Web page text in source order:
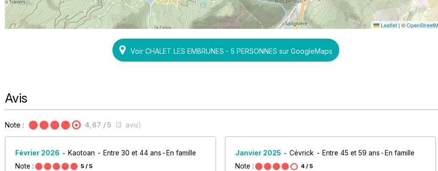
Leaflet | ©
Voir CHALET LES EMBRUNES - 5 PERSONNES sur GoogleMaps
Avis
Note : 4,67 / 5 (3 avis)
Février 2026 Kaotoan Entre 30 et 44 ans
En famille
Note :
5 / 5
Janvier 2025 Cévrick Entre 45 et 59 ans
En famille
Note :
4 / 5